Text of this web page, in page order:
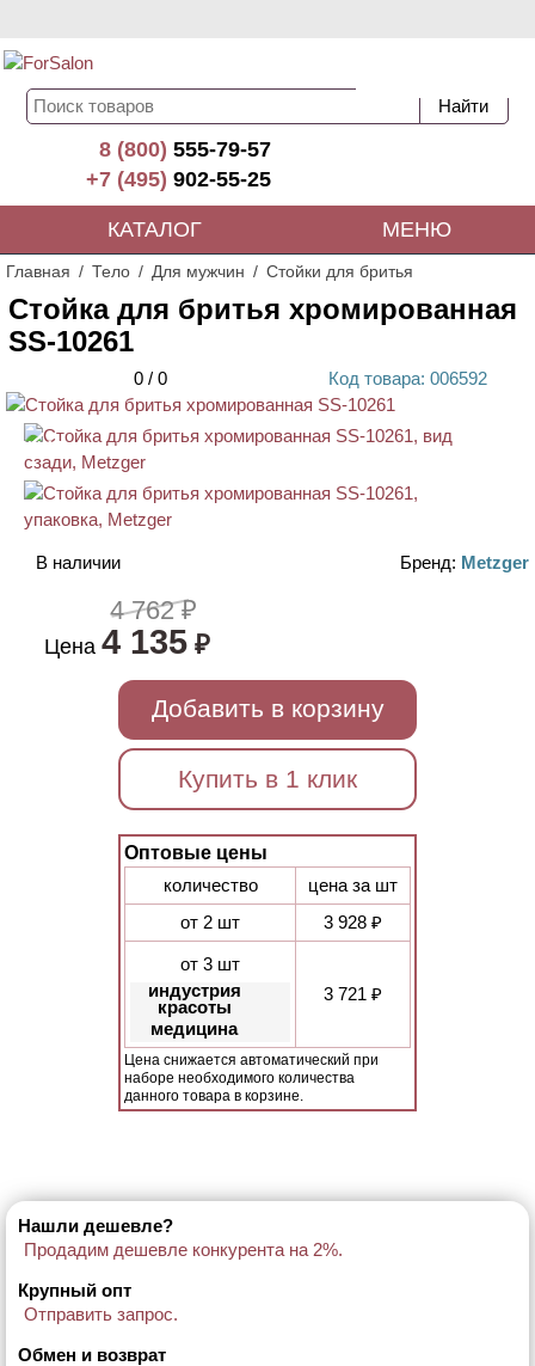
8 (800)555-79-57
+7 (495)902-55-25
КАТАЛОГ МЕНЮ
Главная Тело Для мужчин Стойки для бритья
Стойка для бритья хромированная
SS-10261
0 / 0 Код товара: 006592
АКЦИЯ
В наличии Бренд: Metzger
4 762 ₽
Цена 4 135₽
Добавить в корзину
Купить в 1 клик
Оптовые цены
количество
цена за шт
от 2 шт
3 928 ₽
от 3 шт
индустрия
красоты
медицина
3 721 ₽
Цена снижается автоматический при
наборе необходимого количества
данного товара в корзине.
Нашли дешевле?
Продадим дешевле конкурента на 2%.
Крупный опт
Отправить запрос.
Обмен и возврат